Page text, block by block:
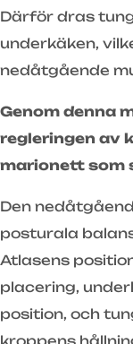
Därför dras
underkäken,
nedåtgående
Genom denna
regleringen av
marionett som
Den
posturala
Atlasens
placering,
position, och